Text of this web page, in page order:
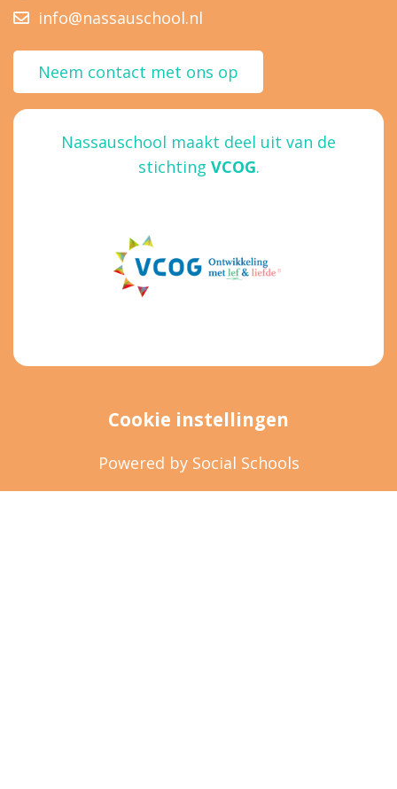
info@nassauschool.nl
Neem contact met ons op
Nassauschool maakt deel uit van de
stichting VCOG.
Cookie instellingen
Powered by Social Schools